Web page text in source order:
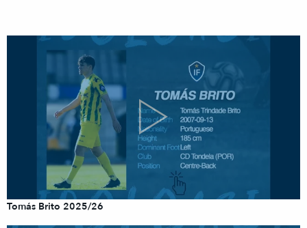
Tomás Brito 2025/26